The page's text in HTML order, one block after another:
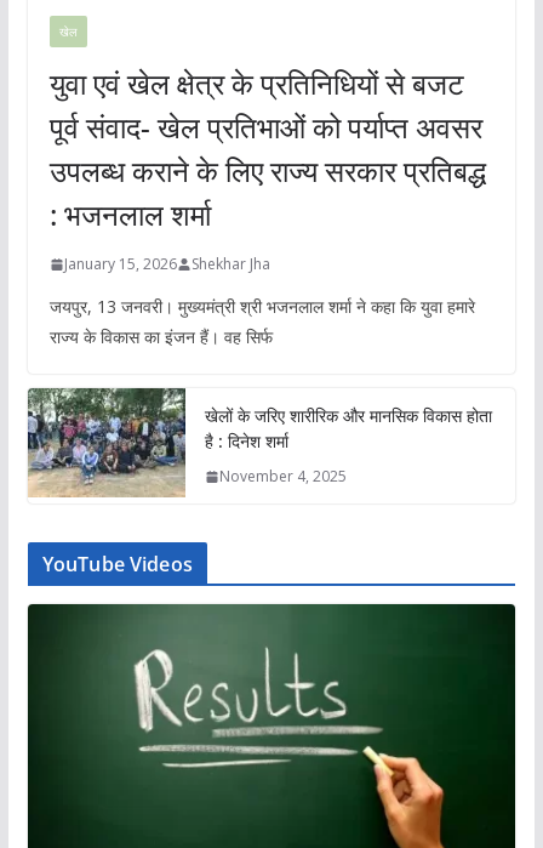
खेल
युवा एवं खेल क्षेत्र के प्रतिनिधियों से बजट
पूर्व संवाद- खेल प्रतिभाओं को पर्याप्त अवसर
उपलब्ध कराने के लिए राज्य सरकार प्रतिबद्ध
: भजनलाल शर्मा
January 15, 2026 Shekhar Jha
जयपुर, 13 जनवरी। मुख्यमंत्री श्री भजनलाल शर्मा ने कहा कि युवा हमारे
राज्य के विकास का इंजन हैं। वह सिर्फ
खेलों के जरिए शारीरिक और मानसिक विकास होता
है : दिनेश शर्मा
November 4, 2025
YouTube Videos